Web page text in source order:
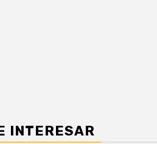
INTERESAR